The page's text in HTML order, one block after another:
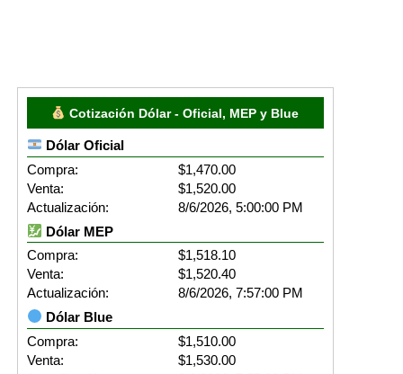
Cotización Dólar - Oficial, MEP y Blue
Dólar Oficial
Compra:
$1,470.00
Venta:
$1,520.00
Actualización:
8/6/2026, 5:00:00 PM
Dólar MEP
Compra:
$1,518.10
Venta:
$1,520.40
Actualización:
8/6/2026, 7:57:00 PM
Dólar Blue
Compra:
$1,510.00
Venta:
$1,530.00